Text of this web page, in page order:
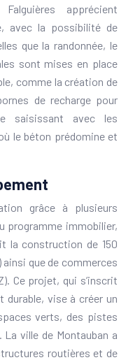
apprécient
avec la possibilité de
que la randonnée, le
sont mises en place
comme la création de
de recharge pour
saisissant avec les
le béton prédomine et
grâce à plusieurs
programme immobilier,
la construction de 150
que de commerces
Ce projet, qui s’inscrit
durable, vise à créer un
verts, des pistes
ville de Montauban a
routières et de